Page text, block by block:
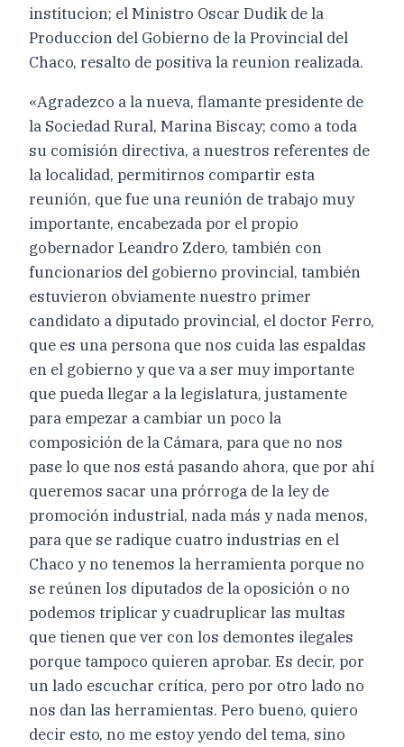
institucion; el Ministro Oscar Dudik de la
Produccion del Gobierno de la Provincial del
Chaco, resalto de positiva la reunion realizada.
«Agradezco a la nueva, flamante presidente de
la Sociedad Rural, Marina Biscay; como a toda
su comisión directiva, a nuestros referentes de
la localidad, permitirnos compartir esta
reunión, que fue una reunión de trabajo muy
importante, encabezada por el propio
gobernador Leandro Zdero, también con
funcionarios del gobierno provincial, también
estuvieron obviamente nuestro primer
candidato a diputado provincial, el doctor Ferro,
que es una persona que nos cuida las espaldas
en el gobierno y que va a ser muy importante
que pueda llegar a la legislatura, justamente
para empezar a cambiar un poco la
composición de la Cámara, para que no nos
pase lo que nos está pasando ahora, que por ahí
queremos sacar una prórroga de la ley de
promoción industrial, nada más y nada menos,
para que se radique cuatro industrias en el
Chaco y no tenemos la herramienta porque no
se reúnen los diputados de la oposición o no
podemos triplicar y cuadruplicar las multas
que tienen que ver con los demontes ilegales
porque tampoco quieren aprobar. Es decir, por
un lado escuchar crítica, pero por otro lado no
nos dan las herramientas. Pero bueno, quiero
decir esto, no me estoy yendo del tema, sino